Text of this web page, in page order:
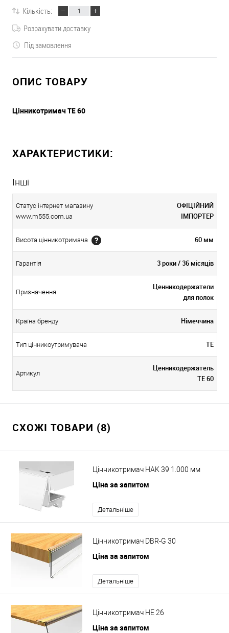
Кількість:
Розрахувати доставку
Під замовлення
ОПИС ТОВАРУ
Цінникотримач TE 60
ХАРАКТЕРИСТИКИ:
Інші
Статус інтернет магазину
www.m555.com.ua
ОФІЦІЙНИЙ
ІМПОРТЕР
Висота цінникотримача 60 мм
Гарантія 3 роки / 36 місяців
Призначення
Ценникодержатели
для полок
Країна бренду Німеччина
Тип цінникоутримувача TE
Артикул
Ценникодержатель
TE 60
СХОЖІ ТОВАРИ (8)
Цінникотримач HAK 39 1.000 мм
Ціна за запитом
Детальніше
Цінникотримач DBR-G 30
Ціна за запитом
Детальніше
Цінникотримач HE 26
Ціна за запитом